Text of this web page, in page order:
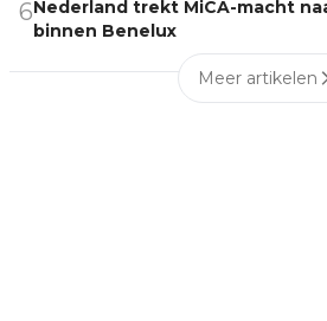
6Nederland trekt MiCA-macht
binnen Benelux
Meer artikelen